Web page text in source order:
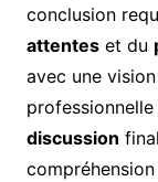
conclusion
attenteset du
avec une
discussion